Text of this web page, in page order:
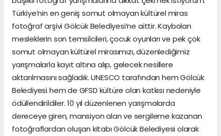
Türkiye’nin en geniş somut olmayan kültürel miras
fotoğraf arşivi Gölcük Belediyesi’ne aittir. Kaybolan
mesleklerin son temsilcileri, çocuk oyunları ve pek çok
somut olmayan kültürel mirasımızı, düzenlediğimiz
yarışmalarla kayıt altına alıp, gelecek nesillere
aktarılmasını sağladık. UNESCO tarafından hem Gölcük
Belediyesi hem de GFSD kültüre olan katkısı nedeniyle
ödüllendirildiler. 10 yıl düzenlenen yarışmalarda
dereceye giren, mansiyon alan ve sergileme kazanan
fotoğraflardan oluşan kitabı Gölcük Belediyesi olarak